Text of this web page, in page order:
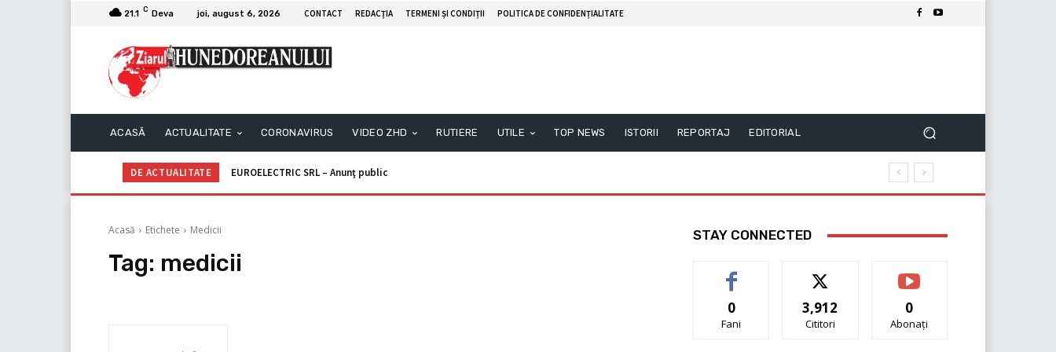
21.1 C Deva joi, august 6, 2026 CONTACT REDACŢIA TERMENI ȘI CONDIȚII POLITICA DE CONFIDENȚIALITATE
ACASĂ ACTUALITATE CORONAVIRUS VIDEO ZHD RUTIERE UTILE TOP NEWS ISTORII REPORTAJ EDITORIAL
DE ACTUALITATE EUROELECTRIC SRL – Anunţ public
Acasă Etichete Medicii
Tag: medicii
STAY CONNECTED
0
Fani
3,912
Cititori
0
Abonați